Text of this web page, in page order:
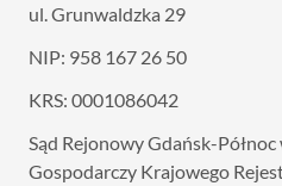
ul. Grunwaldzka 29
NIP: 958 167 26 50
KRS: 0001086042
Sąd Rejonowy Gdańsk-
Gospodarczy Krajowego